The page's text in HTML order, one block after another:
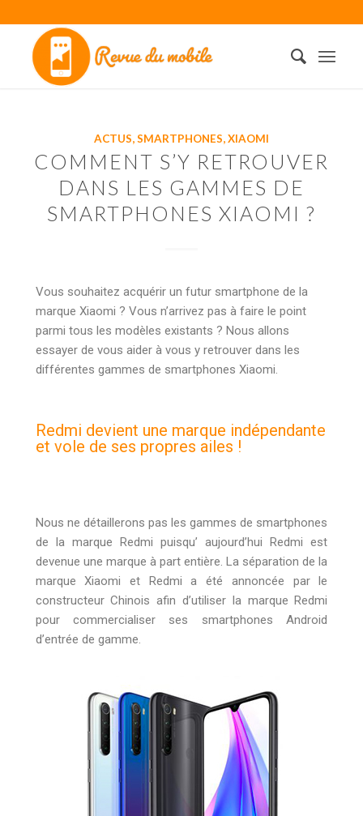
ACTUS,SMARTPHONES,XIAOMI
COMMENT S’Y RETROUVER
DANS LES GAMMES DE
SMARTPHONES XIAOMI ?
Vous souhaitez acquérir un futur smartphone de la
marque Xiaomi ? Vous n’arrivez pas à faire le point
parmi tous les modèles existants ? Nous allons
essayer de vous aider à vous y retrouver dans les
différentes gammes de smartphones Xiaomi.
Redmi devient une marque indépendante
et vole de ses propres ailes !
Nous ne détaillerons pas les gammes de smartphones
de la marque Redmi puisqu’ aujourd’hui Redmi est
devenue une marque à part entière. La séparation de la
marque Xiaomi et Redmi a été annoncée par le
constructeur Chinois afin d’utiliser la marque Redmi
pour commercialiser ses smartphones Android
d’entrée de gamme.